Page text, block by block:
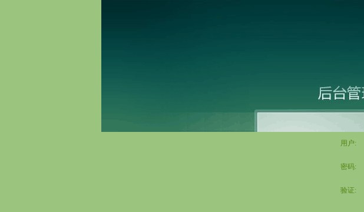
用户:
密码:
验证: